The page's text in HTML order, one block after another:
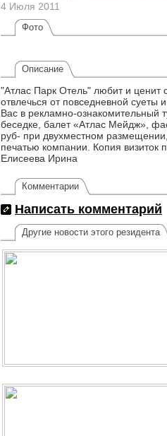
4 Июля 2011
Фото
Описание
"Атлас Парк Отель" любит и ценит
отвлечься от повседневной
Вас в рекламно-ознакомительный
беседке, балет «Атлас Мейдж»,
руб- при двухместном
печатью компании. Копия
Елисеева Ирина
Комментарии
Написать комментарий
Другие новости этого резидента